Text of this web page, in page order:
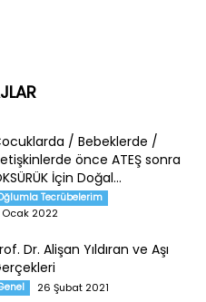
/ Bebeklerde /
önce ATEŞ sonra
İçin Doğal...
Tecrübelerim
Ocak 2022
Dr. Alişan Yıldıran ve Aşı
26 Şubat 2021